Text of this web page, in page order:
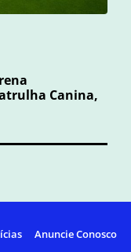
Canina,
Anuncie Conosco